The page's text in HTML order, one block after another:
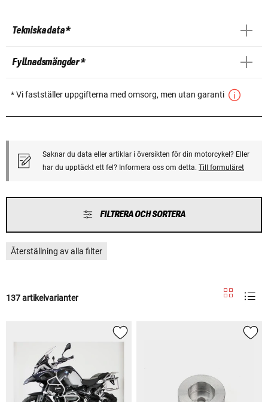
Tekniska data *
Fyllnadsmängder *
* Vi fastställer uppgifterna med omsorg, men utan garanti
Saknar du data eller artiklar i översikten för din motorcykel? Eller
har du upptäckt ett fel? Informera oss om detta. Till formuläret
FILTRERA OCH SORTERA
Återställning av alla filter
137 artikelvarianter